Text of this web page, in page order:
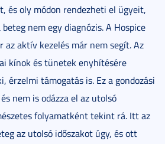
és oly módon rendezheti el ügyeit,
nem egy diagnózis. A Hospice
az aktív kezelés már nem segít. Az
kínok és tünetek enyhítésére
érzelmi támogatás is. Ez a gondozási
nem is odázza el az utolsó
folyamatként tekint rá. Itt az
az utolsó időszakot úgy, és ott